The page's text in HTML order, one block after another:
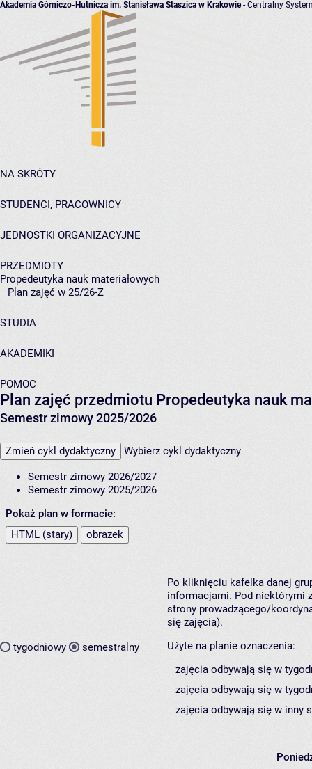
Akademia Górniczo-Hutnicza im. Stanisława Staszica w Krakowie- Centralny
NA SKRÓTY
STUDENCI, PRACOWNICY
JEDNOSTKI ORGANIZACYJNE
PRZEDMIOTY
Propedeutyka nauk materiałowych
Plan zajęć w 25/26-Z
STUDIA
AKADEMIKI
POMOC
Plan zajęć przedmiotu Propedeutyka nauk
Semestr zimowy 2025/2026
Zmień cykl dydaktyczny Wybierz cykl dydaktyczny
Semestr zimowy 2026/2027
Semestr zimowy 2025/2026
Pokaż plan w formacie:
HTML (stary)
obrazek
tygodniowy semestralny
Po kliknięciu kafelka danej
informacjami. Pod niektórymi
strony prowadzącego/
się zajęcia).
Użyte na planie oznaczenia:
zajęcia odbywają się w
zajęcia odbywają się w
zajęcia odbywają się w inny